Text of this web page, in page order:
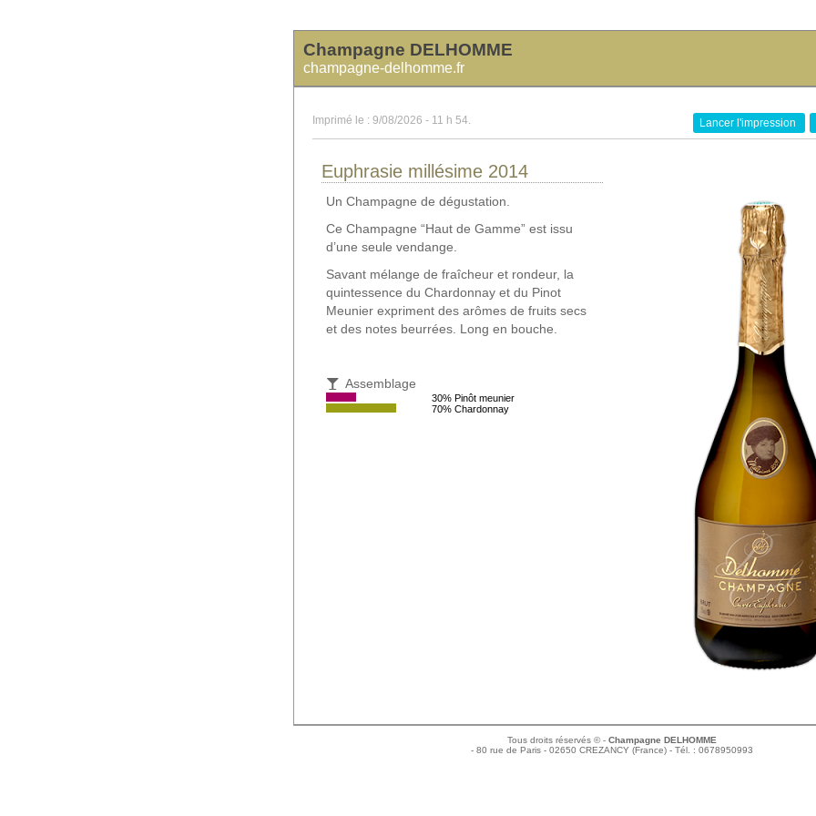
Champagne DELHOMME
champagne-delhomme.fr
Imprimé le : 9/08/2026 - 11 h 54. Lancer l'impression
Euphrasie millésime 2014
Un Champagne de dégustation.
Ce Champagne “Haut de Gamme” est issu
d’une seule vendange.
Savant mélange de fraîcheur et rondeur, la
quintessence du Chardonnay et du Pinot
Meunier expriment des arômes de fruits secs
et des notes beurrées. Long en bouche.
Assemblage
30% Pinôt meunier
70% Chardonnay
Tous droits réservés © - Champagne DELHOMME
- 80 rue de Paris - 02650 CREZANCY (France) - Tél. : 0678950993